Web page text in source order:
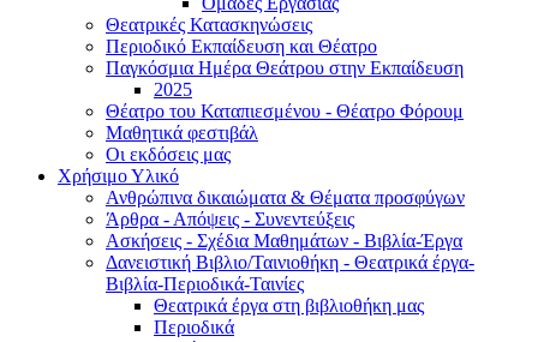
Θεατρικές Κατασκηνώσεις
Περιοδικό Εκπαίδευση και Θέατρο
Παγκόσμια Ημέρα Θεάτρου στην Εκπαίδευση
2025
Θέατρο του Καταπιεσμένου - Θέατρο Φόρουμ
Μαθητικά φεστιβάλ
Οι εκδόσεις μας
Χρήσιμο Υλικό
Ανθρώπινα δικαιώματα & Θέματα προσφύγων
Άρθρα - Απόψεις - Συνεντεύξεις
Ασκήσεις - Σχέδια Μαθημάτων - Βιβλία-Έργα
Δανειστική Βιβλιο/Ταινιοθήκη - Θεατρικά έργα-
Βιβλία-Περιοδικά-Ταινίες
Θεατρικά έργα στη βιβλιοθήκη μας
Περιοδικά